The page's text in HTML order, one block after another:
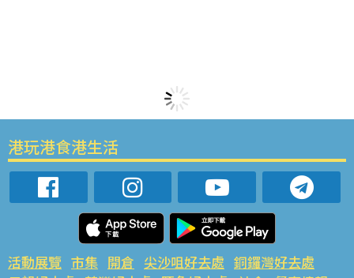
港玩港食港生活
活動展覽 市集 開倉 尖沙咀好去處 銅鑼灣好去處